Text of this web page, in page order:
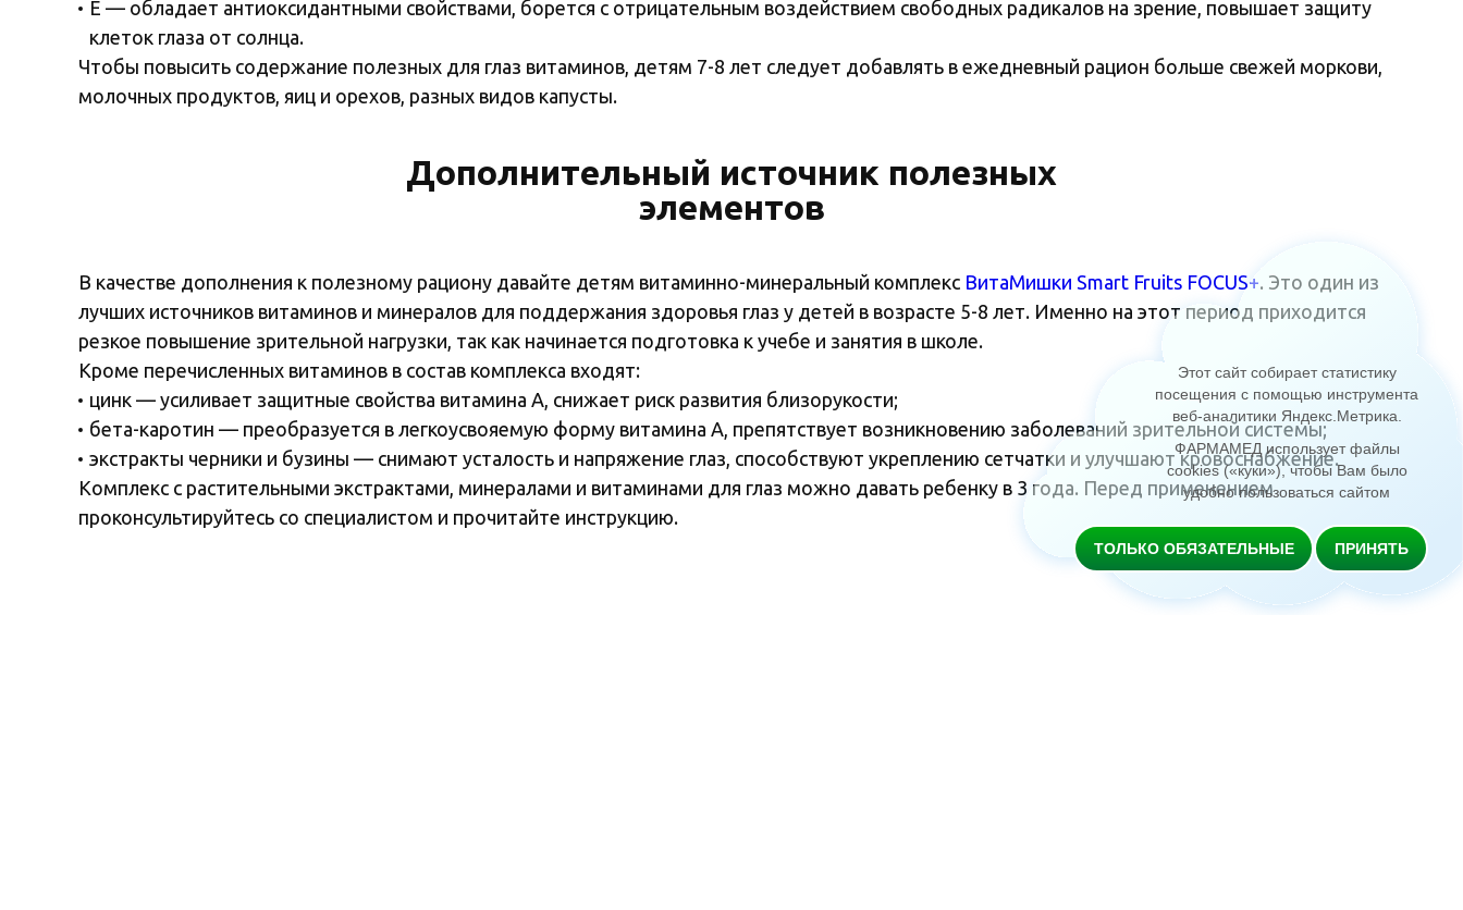
Е — обладает антиоксидантными свойствами, борется с отрицательным воздействием свободных радикалов на зрение, повышает защиту
клеток глаза от солнца.
Чтобы повысить содержание полезных для глаз витаминов, детям 7-8 лет следует добавлять в ежедневный рацион больше свежей моркови,
молочных продуктов, яиц и орехов, разных видов капусты.
Дополнительный источник полезных
элементов
В качестве дополнения к полезному рациону давайте детям витаминно-минеральный комплекс ВитаМишки Smart Fruits FOCUS+. Это один из
лучших источников витаминов и минералов для поддержания здоровья глаз у детей в возрасте 5-8 лет. Именно на этот период приходится
резкое повышение зрительной нагрузки, так как начинается подготовка к учебе и занятия в школе.
Кроме перечисленных витаминов в состав комплекса входят:
цинк — усиливает защитные свойства витамина А, снижает риск развития близорукости;
бета-каротин — преобразуется в легкоусвояемую форму витамина А, препятствует возникновению заболеваний зрительной системы;
экстракты черники и бузины — снимают усталость и напряжение глаз, способствуют укреплению сетчатки и улучшают кровоснабжение.
Комплекс с растительными экстрактами, минералами и витаминами для глаз можно давать ребенку в 3 года. Перед применением
проконсультируйтесь со специалистом и прочитайте инструкцию.
Этот сайт собирает статистику
посещения с помощью инструмента
веб-аналитики Яндекс.Метрика
ФАРМАМЕД использует файлы
cookies («куки»), чтобы Вам было
удобно пользоваться сайтом
ТОЛЬКО ОБЯЗАТЕЛЬНЫЕ ПРИНЯТЬ